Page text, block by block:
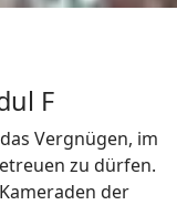
F
Vergnügen, im
zu dürfen.
der